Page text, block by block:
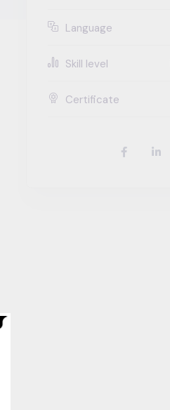
Language
Skill level
Certificate